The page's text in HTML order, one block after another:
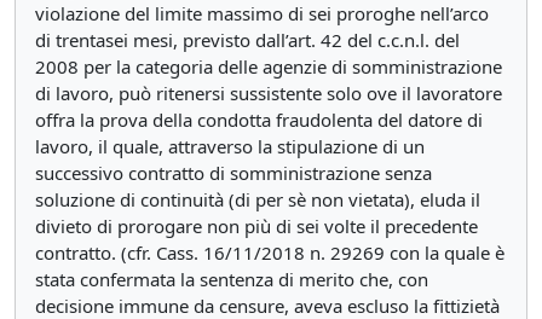
violazione del limite massimo di sei proroghe nell’arco
di trentasei mesi, previsto dall’art. 42 del c.c.n.l. del
2008 per la categoria delle agenzie di somministrazione
di lavoro, può ritenersi sussistente solo ove il lavoratore
offra la prova della condotta fraudolenta del datore di
lavoro, il quale, attraverso la stipulazione di un
successivo contratto di somministrazione senza
soluzione di continuità (di per sè non vietata), eluda il
divieto di prorogare non più di sei volte il precedente
contratto. (cfr. Cass. 16/11/2018 n. 29269 con la quale è
stata confermata la sentenza di merito che, con
decisione immune da censure, aveva escluso la fittizietà